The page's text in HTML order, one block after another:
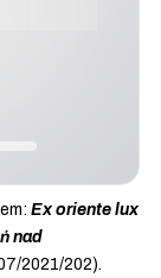
Ex oriente lux
nad
2021/202).